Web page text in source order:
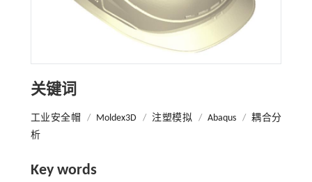
关键词
工业安全帽 / Moldex3D / 注塑模拟 / Abaqus / 耦合分
析
Key words